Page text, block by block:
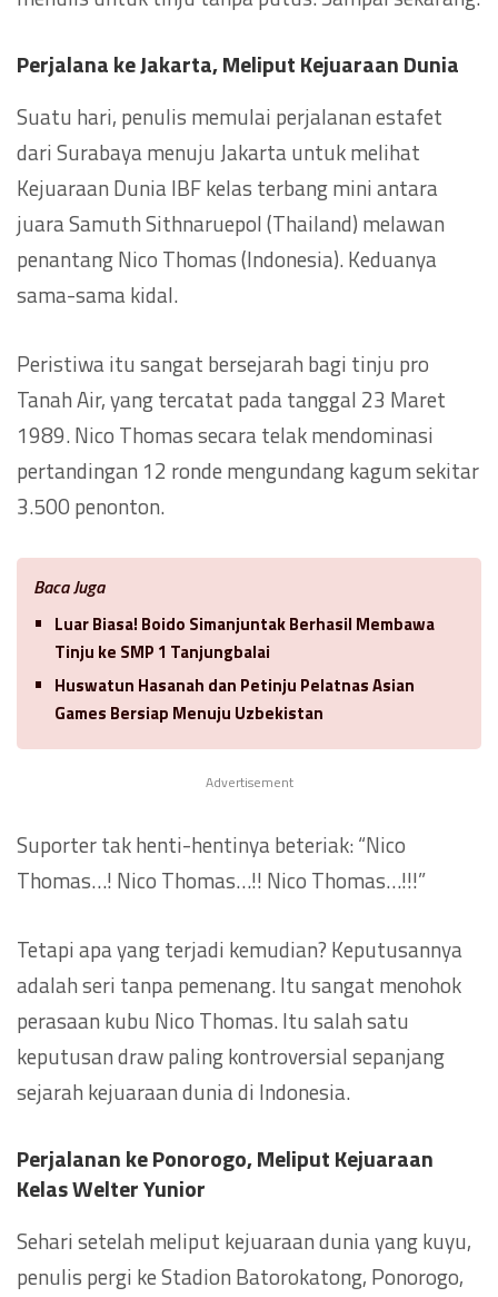
Perjalana ke Jakarta, Meliput Kejuaraan Dunia
Suatu hari, penulis memulai perjalanan estafet
dari Surabaya menuju Jakarta untuk melihat
Kejuaraan Dunia IBF kelas terbang mini antara
juara Samuth Sithnaruepol (Thailand) melawan
penantang Nico Thomas (Indonesia). Keduanya
sama-sama kidal.
Peristiwa itu sangat bersejarah bagi tinju pro
Tanah Air, yang tercatat pada tanggal 23 Maret
1989. Nico Thomas secara telak mendominasi
pertandingan 12 ronde mengundang kagum sekitar
3.500 penonton.
Baca Juga
Luar Biasa! Boido Simanjuntak Berhasil Membawa
Tinju ke SMP 1 Tanjungbalai
Huswatun Hasanah dan Petinju Pelatnas Asian
Games Bersiap Menuju Uzbekistan
Advertisement
Suporter tak henti-hentinya beteriak: “Nico
Thomas…! Nico Thomas…!! Nico Thomas…!!!”
Tetapi apa yang terjadi kemudian? Keputusannya
adalah seri tanpa pemenang. Itu sangat menohok
perasaan kubu Nico Thomas. Itu salah satu
keputusan draw paling kontroversial sepanjang
sejarah kejuaraan dunia di Indonesia.
Perjalanan ke Ponorogo, Meliput Kejuaraan
Kelas Welter Yunior
Sehari setelah meliput kejuaraan dunia yang kuyu,
penulis pergi ke Stadion Batorokatong, Ponorogo,